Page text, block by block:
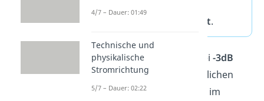
abfällt.
In der Regel liegt dieser bei -3dB
bezüglich seiner ursprünglichen
Amplitude. Häufig wird sie im
4/7 – Dauer: 01:49
Technische und
physikalische
Stromrichtung
5/7 – Dauer: 02:22